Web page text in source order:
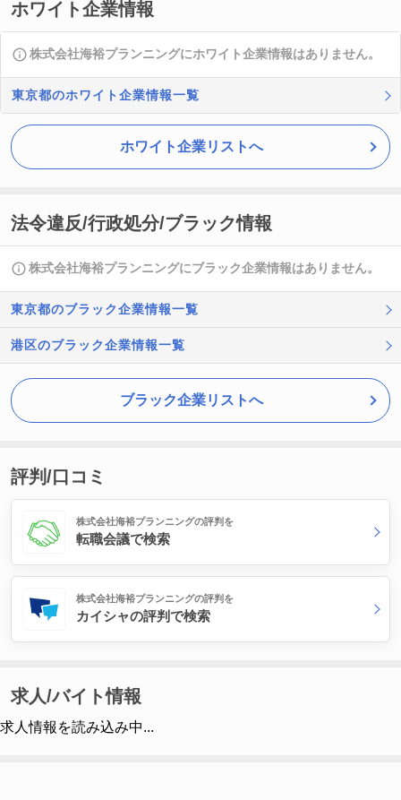
ホワイト企業情報
株式会社海裕プランニングにホワイト企業情報はありません。
東京都のホワイト企業情報一覧
ホワイト企業リストへ
法令違反/行政処分/ブラック情報
株式会社海裕プランニングにブラック企業情報はありません。
東京都のブラック企業情報一覧
港区のブラック企業情報一覧
ブラック企業リストへ
評判/口コミ
株式会社海裕プランニングの評判を
転職会議で検索
株式会社海裕プランニングの評判を
カイシャの評判で検索
求人/バイト情報
求人情報を読み込み中...